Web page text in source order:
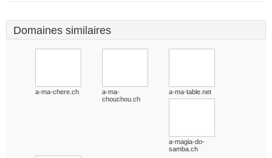
Domaines similaires
a-ma-chere.ch
a-ma-
chouchou.ch
a-ma-table.net
a-magia-do-
samba.ch